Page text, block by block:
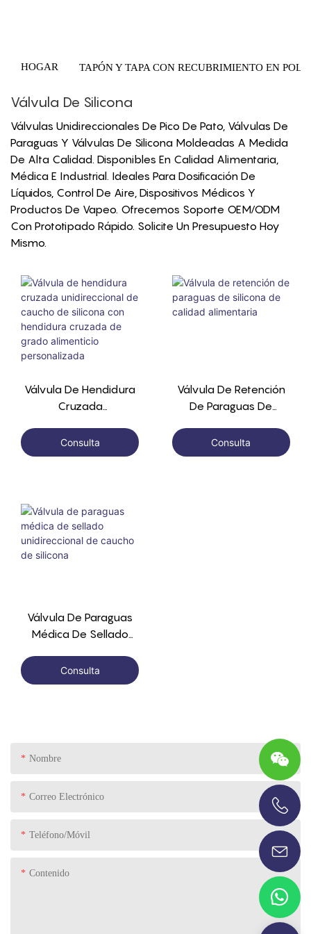
HOGAR TAPÓN Y TAPA CON RECUBRIMIENTO EN
Válvula De Silicona
Válvulas Unidireccionales De Pico De Pato, Válvulas De
Paraguas Y Válvulas De Silicona Moldeadas A Medida
De Alta Calidad. Disponibles En Calidad Alimentaria,
Médica E Industrial. Ideales Para Dosificación De
Líquidos, Control De Aire, Dispositivos Médicos Y
Productos De Vapeo. Ofrecemos Soporte OEM/ODM
Con Prototipado Rápido. Solicite Un Presupuesto Hoy
Mismo.
Válvula De Hendidura
Cruzada
Caucho De Silicona
Con Hendidura
Personalizada
Consulta
Válvula De Retención
De Paraguas De
Alimentaria
Consulta
Válvula De Paraguas
Médica De Sellado
Caucho De Silicona
Consulta
Nombre
Correo Electrónico
Teléfono/Móvil
Contenido